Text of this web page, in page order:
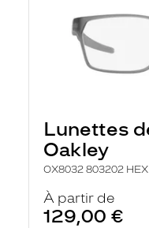
Lunettes
Oakley
OX8032 803202 HEX
À partir de
129,00 €